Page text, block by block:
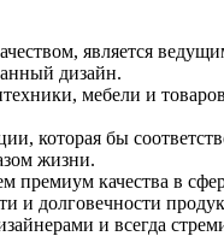
является
дизайн.
мебели и
которая бы
жизни.
премиум качества в
и долговечности
и всегда